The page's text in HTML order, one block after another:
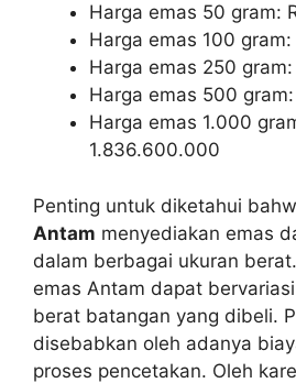
Harga emas 50 gram:
Harga emas 100
Harga emas 250
Harga emas 500
Harga emas 1.000
1.836.600.000
Penting untuk diketahui
Antam menyediakan emas
dalam berbagai ukuran
emas Antam dapat
berat batangan yang dibeli.
disebabkan oleh adanya
proses pencetakan. Oleh